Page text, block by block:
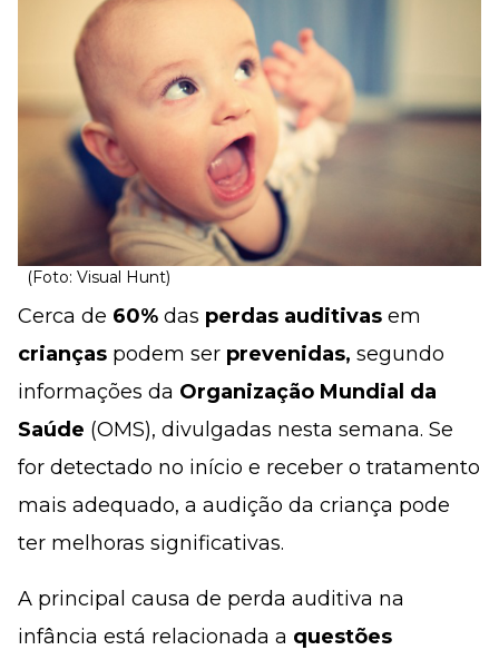
(Foto: Visual Hunt)
Cerca de 60% das perdas auditivas em
crianças podem ser prevenidas, segundo
informações da Organização Mundial da
Saúde (OMS), divulgadas nesta semana. Se
for detectado no início e receber o tratamento
mais adequado, a audição da criança pode
ter melhoras significativas.
A principal causa de perda auditiva na
infância está relacionada a questões